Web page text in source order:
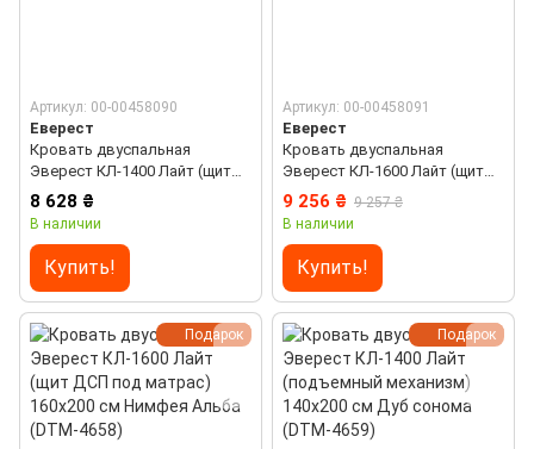
Артикул: 00-00458090
Еверест
Кровать двуспальная
Эверест КЛ-1400 Лайт (щит
ДСП под матрас) 140х200 см
Нимфея Альба (DTM-4656)
8 628 ₴
В наличии
Купить!
Артикул: 00-00458091
Еверест
Кровать двуспальная
Эверест КЛ-1600 Лайт (щит
ДСП под матрас) 160х200 см
Дуб сонома (DTM-4657)
9 256 ₴ 9 257 ₴
В наличии
Купить!
Подарок Подарок